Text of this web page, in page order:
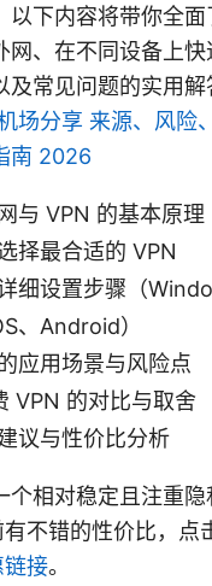
以下内容将带你全面
网、在不同设备上
及常见问题的实用解
场分享 来源、风险
南 2026
与 VPN 的基本原理
择最合适的 VPN
细设置步骤（
、Android）
应用场景与风险点
VPN 的对比与取舍
议与性价比分析
相对稳定且注重隐
不错的性价比，点
接。